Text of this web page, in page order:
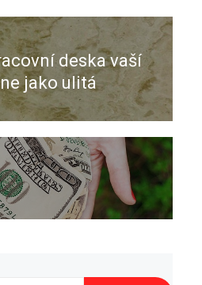
deska vaší
jako ulitá